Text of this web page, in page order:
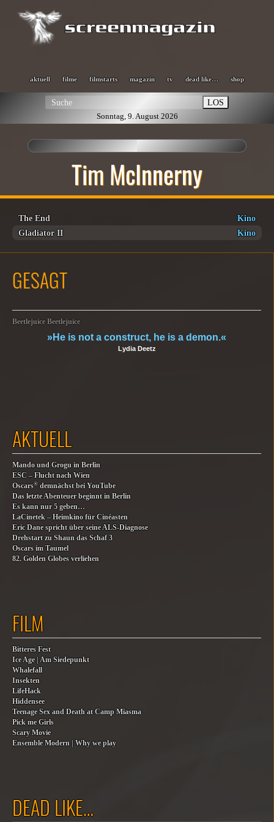
aktuell filme filmstarts magazin tv dead like… shop
LOS
Sonntag, 9. August 2026
Tim McInnerny
The End
Kino
Gladiator II
Kino
GESAGT
Beetlejuice Beetlejuice
»He is not a construct, he is a demon.«
Lydia Deetz
AKTUELL
Mando und Grogu in Berlin
ESC – Flucht nach Wien
Oscars® demnächst bei YouTube
Das letzte Abenteuer beginnt in Berlin
Es kann nur 5 geben…
LaCinetek – Heimkino für Cinéasten
Eric Dane spricht über seine ALS-Diagnose
Drehstart zu Shaun das Schaf 3
Oscars im Taumel
82. Golden Globes verliehen
FILM
Bitteres Fest
Ice Age | Am Siedepunkt
Whalefall
Insekten
LifeHack
Hiddensee
Teenage Sex and Death at Camp Miasma
Pick me Girls
Scary Movie
Ensemble Modern | Why we play
DEAD LIKE…